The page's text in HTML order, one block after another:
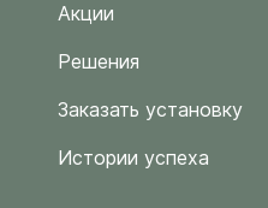
Акции
Решения
Заказать установку
Истории успеха